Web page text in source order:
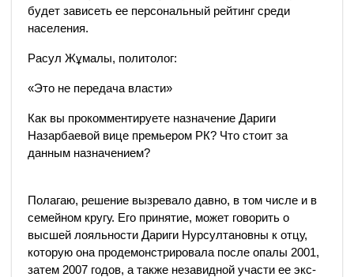
будет зависеть ее персональный рейтинг среди
населения.
Расул Жұмалы, политолог:
«Это не передача власти»
Как вы прокомментируете назначение Дариги
Назарбаевой вице премьером РК? Что стоит за
данным назначением?
Полагаю, решение вызревало давно, в том числе и в
семейном кругу. Его принятие, может говорить о
высшей лояльности Дариги Нурсултановны к отцу,
которую она продемонстрировала после опалы 2001,
затем 2007 годов, а также незавидной участи ее экс-